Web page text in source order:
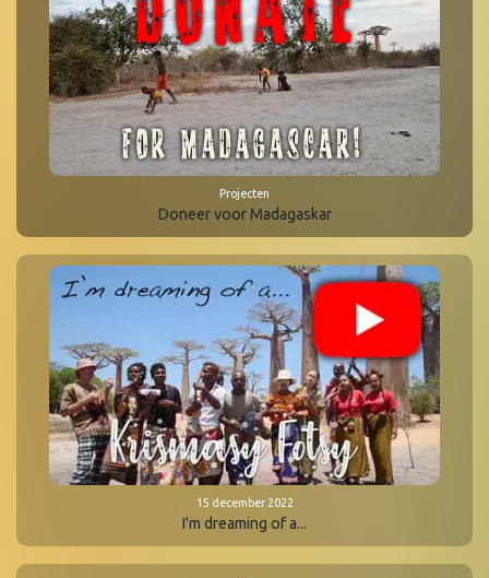
Projecten
Doneer voor Madagaskar
15 december 2022
I'm dreaming of a...